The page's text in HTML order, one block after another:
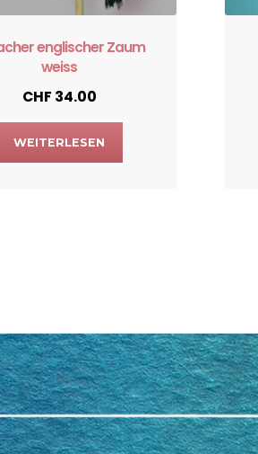
englischer Zaum
weiss
CHF 34.00
WEITERLESEN